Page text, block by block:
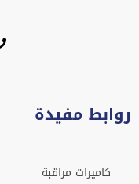
روابط مفيدة
كاميرات مراقبة